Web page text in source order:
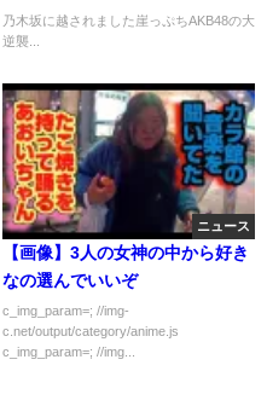
が…
乃木坂に越されました崖っぷちAKB48の大
逆襲...
ニュース
【画像】3人の女神の中から好き
なの選んでいいぞ
c_img_param=; //img-
c.net/output/category/anime.js
c_img_param=; //img...